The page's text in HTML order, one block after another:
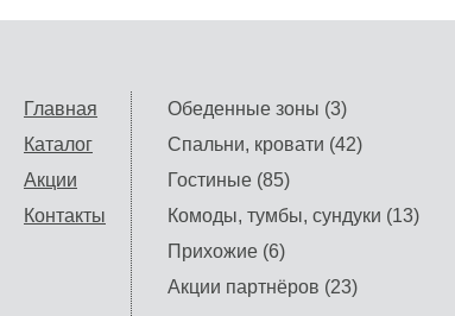
Главная
Каталог
Акции
Контакты
Обеденные зоны (3)
Спальни, кровати (42)
Гостиные (85)
Комоды, тумбы, сундуки (13)
Прихожие (6)
Акции партнёров (23)